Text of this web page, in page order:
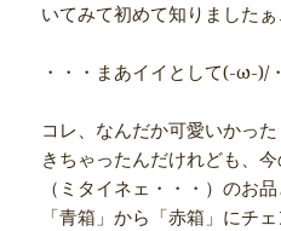
いてみて初めて知りましたぁ
・・・まあイイとして(-ω-)/
コレ、なんだか可愛いかっ
きちゃったんだけれども、
（ミタイネェ・・・）のお
「青箱」から「赤箱」にチ